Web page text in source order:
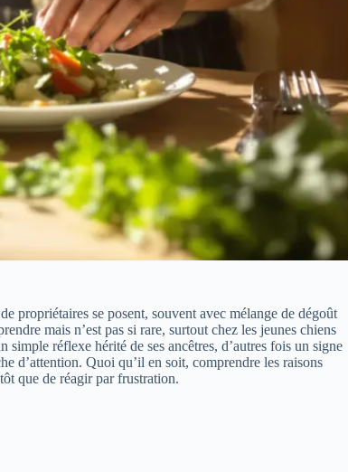
propriétaires se posent, souvent avec mélange de dégoût
mais n’est pas si rare, surtout chez les jeunes chiens
simple réflexe hérité de ses ancêtres, d’autres fois un signe
d’attention. Quoi qu’il en soit, comprendre les raisons
que de réagir par frustration.